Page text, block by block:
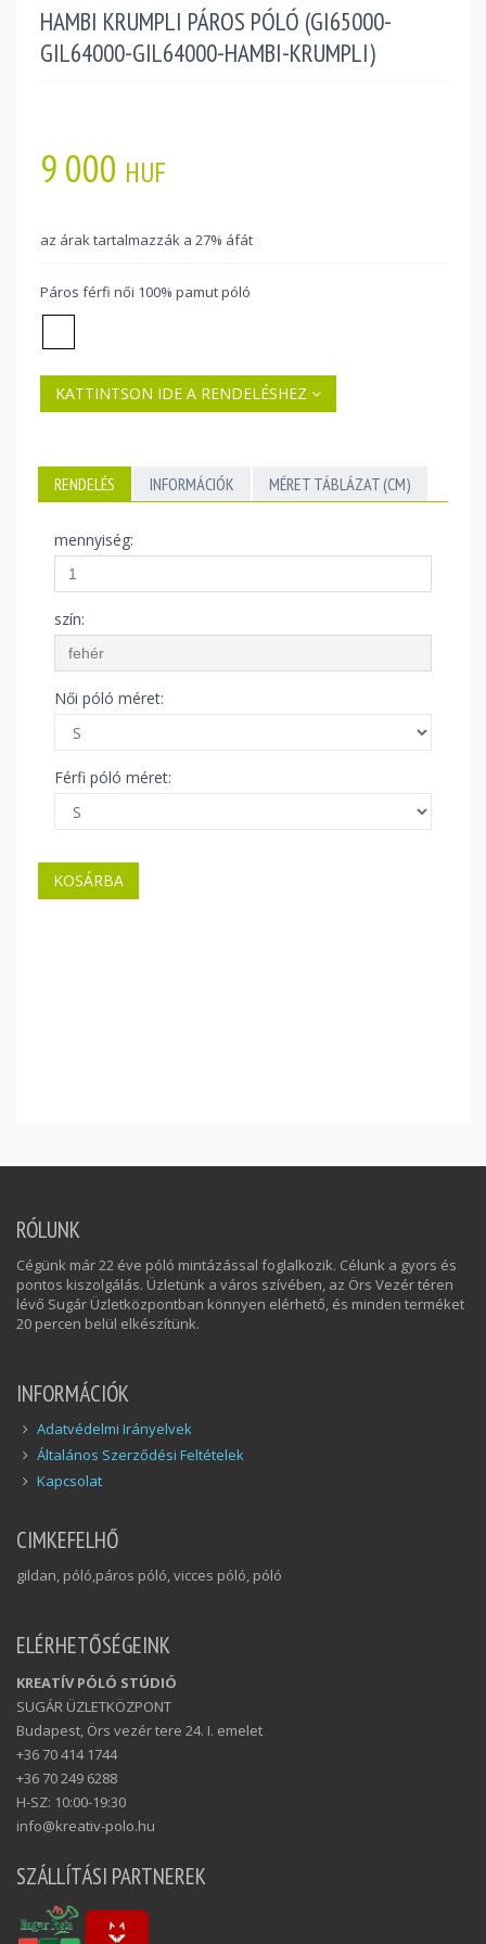
HAMBI KRUMPLI PÁROS PÓLÓ (GI65000-
GIL64000-GIL64000-HAMBI-KRUMPLI)
9 000 HUF
az árak tartalmazzák a 27% áfát
Páros férfi női 100% pamut póló
KATTINTSON IDE A RENDELÉSHEZ
RENDELÉS INFORMÁCIÓK MÉRET TÁBLÁZAT (CM)
mennyiség:
szín:
Női póló méret:
Férfi póló méret:
RÓLUNK
Cégünk már 22 éve póló mintázással foglalkozik. Célunk a gyors és
pontos kiszolgálás. Üzletünk a város szívében, az Örs Vezér téren
lévő Sugár Üzletközpontban könnyen elérhető, és minden terméket
20 percen belül elkészítünk.
INFORMÁCIÓK
Adatvédelmi Irányelvek
Általános Szerződési Feltételek
Kapcsolat
CIMKEFELHŐ
gildan, póló,páros póló, vicces póló, póló
ELÉRHETŐSÉGEINK
KREATÍV PÓLÓ STÚDIÓ
SUGÁR ÜZLETKÖZPONT
Budapest, Örs vezér tere 24. I. emelet
+36 70 414 1744
+36 70 249 6288
H-SZ: 10:00-19:30
info@kreativ-polo.hu
SZÁLLÍTÁSI PARTNEREK